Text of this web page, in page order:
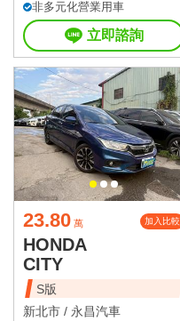
非多元化營業用車
立即諮詢
23.80 萬 加入比較
HONDA
CITY
S版
新北市 / 永昌汽車